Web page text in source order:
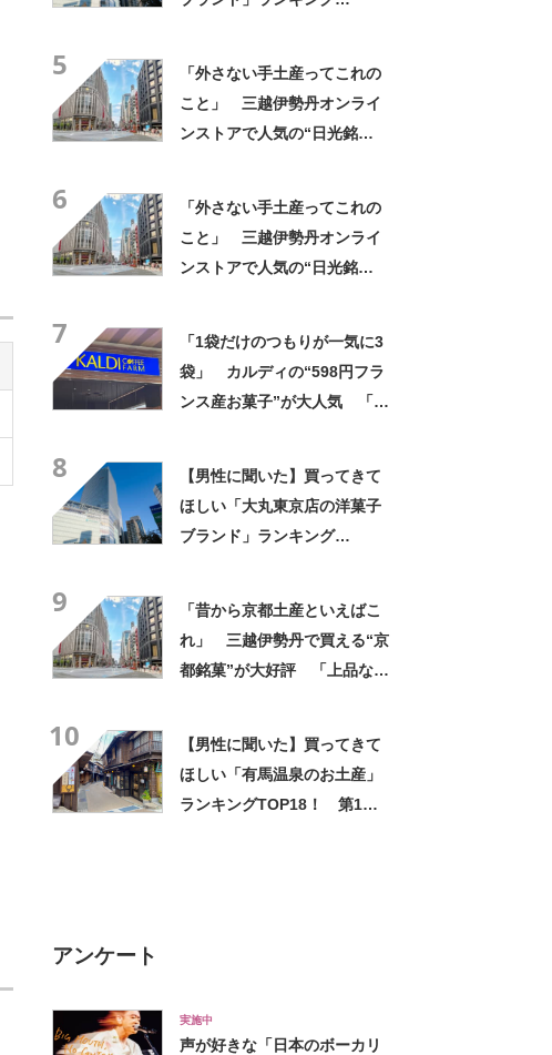
5
「外さない手土産ってこれの
こと」 三越伊勢丹オンライ
ンストアで人気の“日光銘
6
「外さない手土産ってこれの
こと」 三越伊勢丹オンライ
ンストアで人気の“日光銘
7
「1袋だけのつもりが一気に3
袋」 カルディの“598円フラ
ンス産お菓子”が大人気 「デ
8
【男性に聞いた】買ってきて
ほしい「大丸東京店の洋菓子
ブランド」ランキング
9
「昔から京都土産といえばこ
れ」 三越伊勢丹で買える“京
都銘菓”が大好評 「上品な甘
10
【男性に聞いた】買ってきて
ほしい「有馬温泉のお土産」
ランキングTOP18！ 第1位
アンケート
実施中
声が好きな「日本のボーカリ